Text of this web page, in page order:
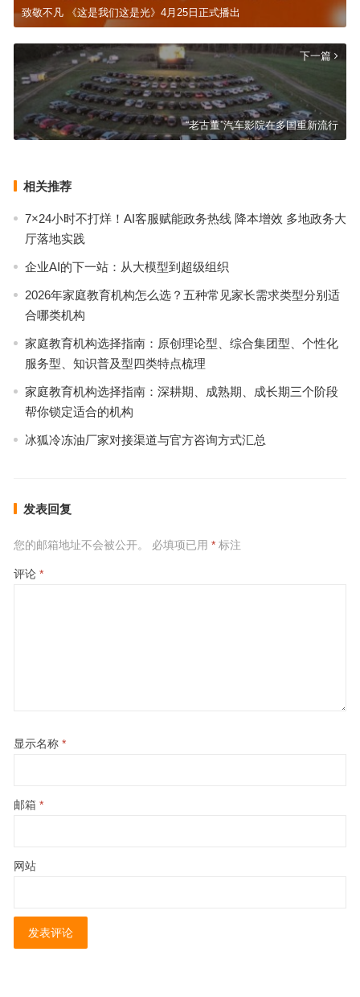
致敬不凡 《这是我们这是光》4月25日正式播出
下一篇
“老古董”汽车影院在多国重新流行
相关推荐
7×24小时不打烊！AI客服赋能政务热线 降本增效 多地政务大
厅落地实践
企业AI的下一站：从大模型到超级组织
2026年家庭教育机构怎么选？五种常见家长需求类型分别适
合哪类机构
家庭教育机构选择指南：原创理论型、综合集团型、个性化
服务型、知识普及型四类特点梳理
家庭教育机构选择指南：深耕期、成熟期、成长期三个阶段
帮你锁定适合的机构
冰狐冷冻油厂家对接渠道与官方咨询方式汇总
发表回复
您的邮箱地址不会被公开。 必填项已用 *标注
评论 *
显示名称 *
邮箱 *
网站